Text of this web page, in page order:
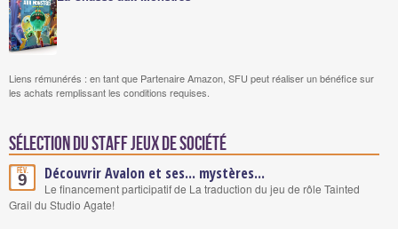
Liens rémunérés : en tant que Partenaire Amazon, SFU peut réaliser un bénéfice sur
les achats remplissant les conditions requises.
Sélection du staff Jeux de société
Fév.
9 Découvrir Avalon et ses... mystères...
Le financement participatif de La traduction du jeu de rôle Tainted
Grail du Studio Agate!